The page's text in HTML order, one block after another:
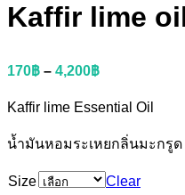
Kaffir lime
170฿ – 4,200฿
Kaffir lime Essential Oil
น้ำมันหอมระเหยกลิ่นมะกรูด
Size
Clear